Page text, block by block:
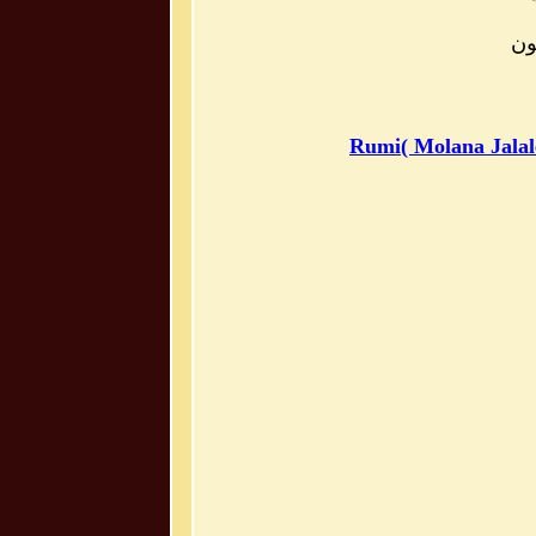
Rumi( Molana